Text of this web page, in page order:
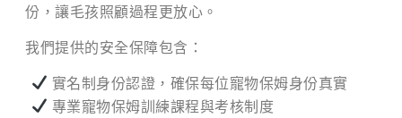
份，讓毛孩照顧過程更放心。
我們提供的安全保障包含：
實名制身份認證，確保每位寵物保姆身份真實
專業寵物保姆訓練課程與考核制度